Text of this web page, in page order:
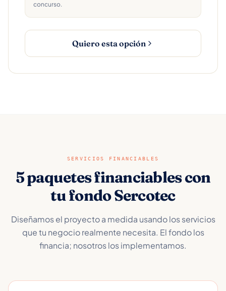
concurso.
Quiero esta opción
SERVICIOS FINANCIABLES
5 paquetes financiables con
tu fondo Sercotec
Diseñamos el proyecto a medida usando los servicios
que tu negocio realmente necesita. El fondo los
financia; nosotros los implementamos.